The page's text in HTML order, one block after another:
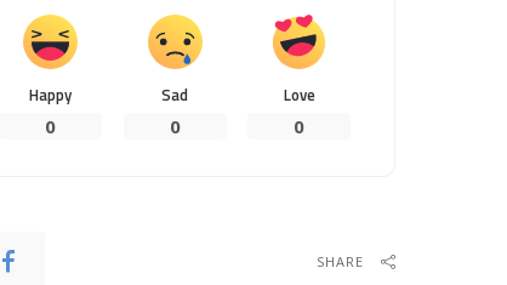
Love
0
Sad
0
Happy
0
SHARE